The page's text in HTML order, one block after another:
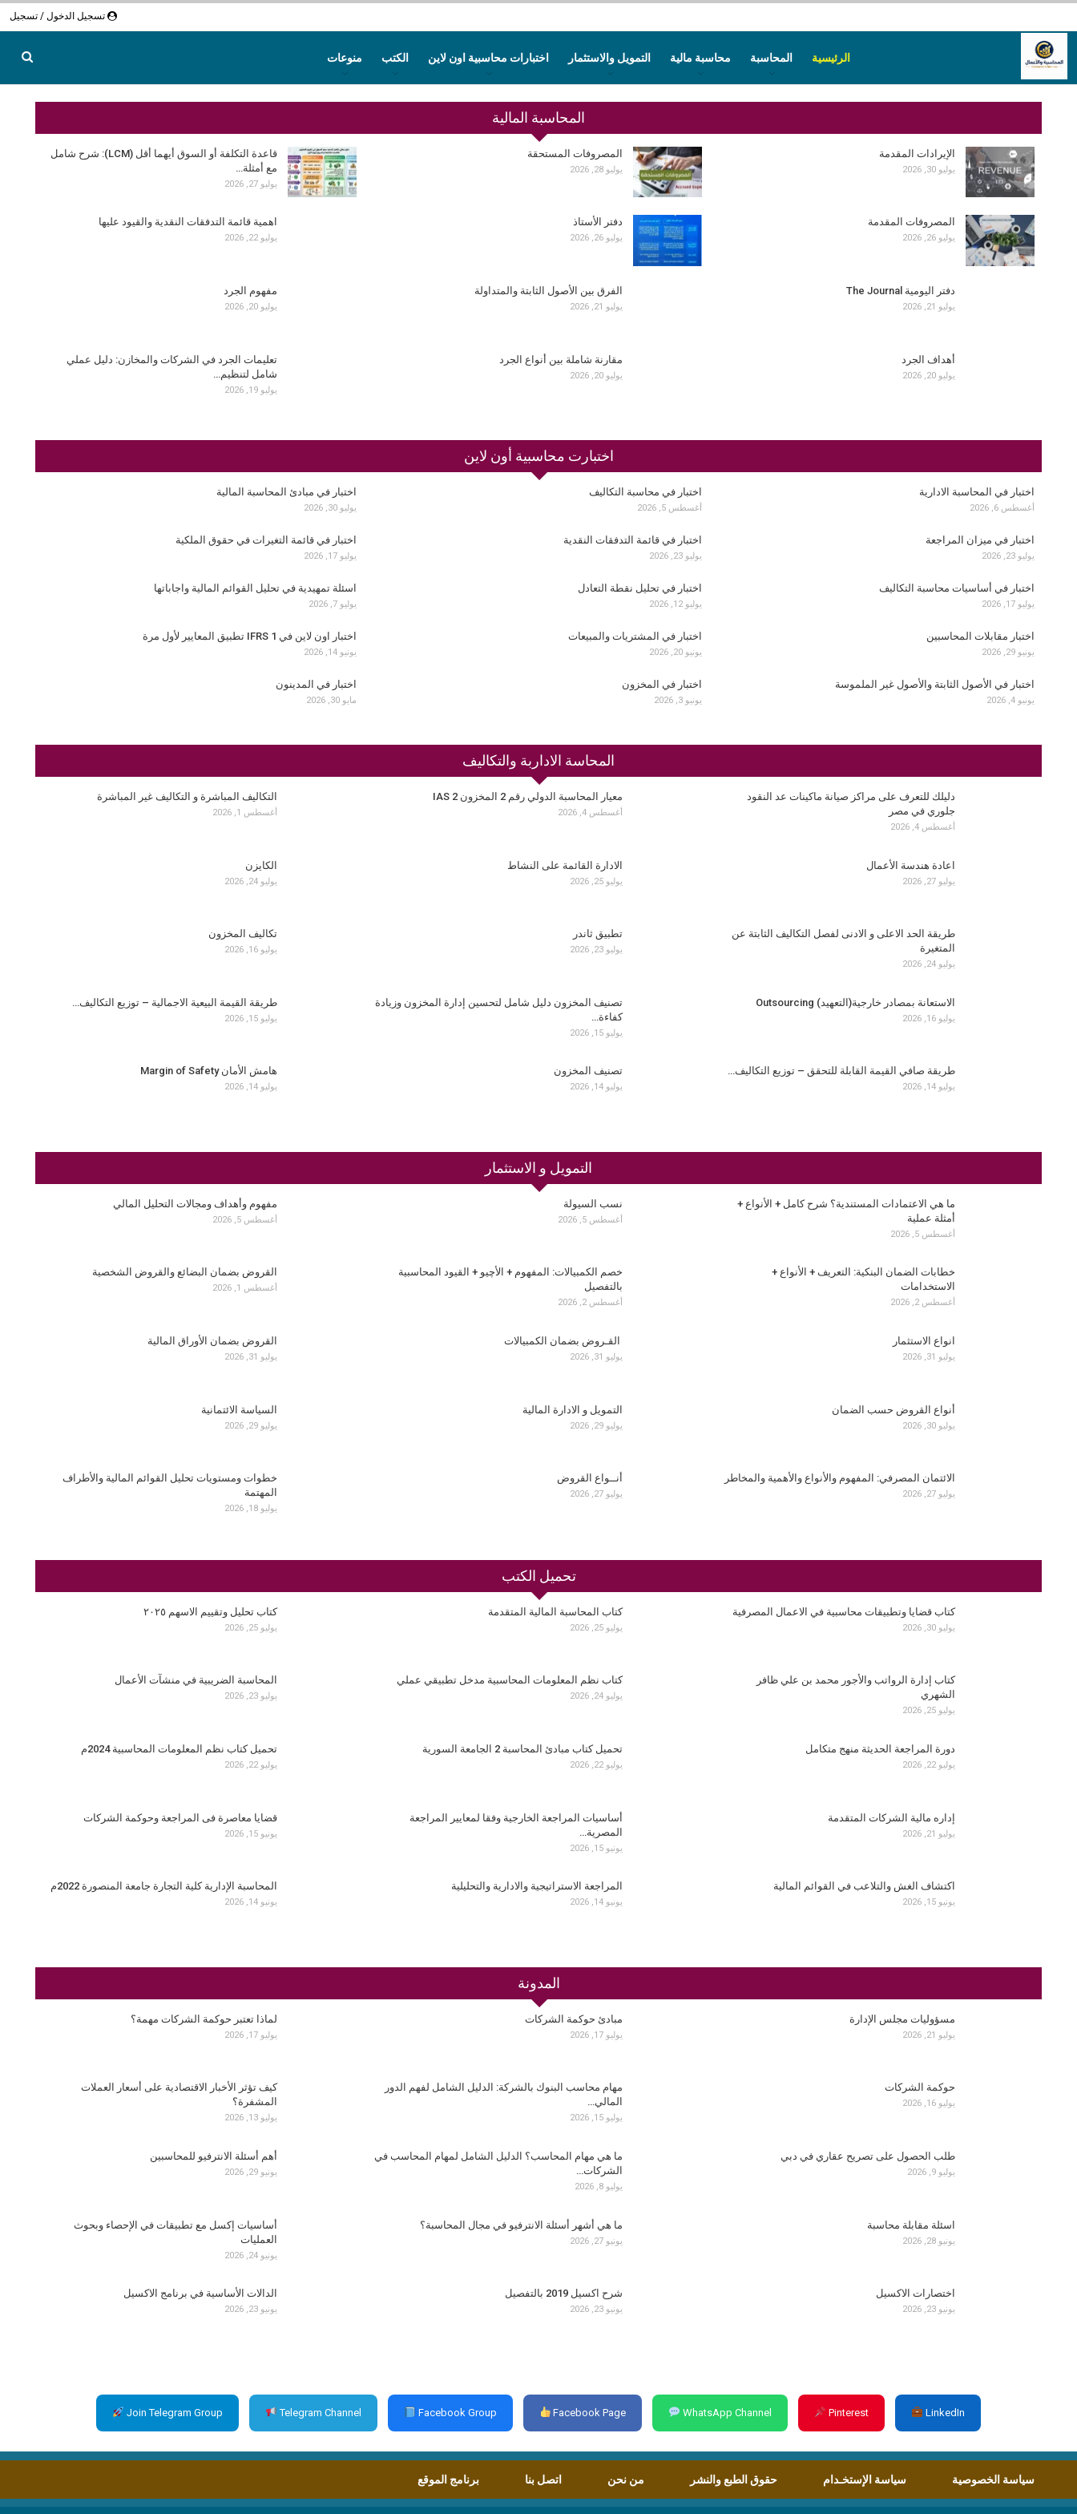
تسجيل الدخول / تسجيل
الرئيسية المحاسبة محاسبة مالية التمويل والاستثمار اختبارات محاسبية اون لاين الكتب منوعات
المحاسبة المالية
الإيرادات المقدمة
يوليو 30, 2026
المصروفات المستحقة
يوليو 28, 2026
قاعدة التكلفة أو السوق أيهما أقل (LCM): شرح شامل
مع أمثلة…
يوليو 27, 2026
المصروفات المقدمة
يوليو 26, 2026
دفتر الأستاذ
يوليو 26, 2026
اهمية قائمة التدفقات النقدية والقيود عليها
يوليو 22, 2026
دفتر اليومية The Journal
يوليو 21, 2026
الفرق بين الأصول الثابتة والمتداولة
يوليو 21, 2026
مفهوم الجرد
يوليو 20, 2026
أهداف الجرد
يوليو 20, 2026
مقارنة شاملة بين أنواع الجرد
يوليو 20, 2026
تعليمات الجرد في الشركات والمخازن: دليل عملي
شامل لتنظيم…
يوليو 19, 2026
اختبارت محاسبية أون لاين
اختبار في المحاسبة الادارية
أغسطس 6, 2026
اختبار في محاسبة التكاليف
أغسطس 5, 2026
اختبار في مبادئ المحاسبة المالية
يوليو 30, 2026
اختبار في ميزان المراجعة
يوليو 23, 2026
اختبار في قائمة التدفقات النقدية
يوليو 23, 2026
اختبار في قائمة التغيرات في حقوق الملكية
يوليو 17, 2026
اختبار في أساسيات محاسبة التكاليف
يوليو 17, 2026
اختبار في تحليل نقطة التعادل
يوليو 12, 2026
اسئلة تمهيدية في تحليل القوائم المالية واجاباتها
يوليو 7, 2026
اختبار مقابلات المحاسبين
يونيو 29, 2026
اختبار في المشتريات والمبيعات
يونيو 20, 2026
اختبار اون لاين في IFRS 1 تطبيق المعايير لأول مرة
يونيو 14, 2026
اختبار في الأصول الثابتة والأصول غير الملموسة
يونيو 4, 2026
اختبار في المخزون
يونيو 3, 2026
اختبار في المدينون
مايو 30, 2026
المحاسة الاداربة والتكاليف
دليلك للتعرف على مراكز صيانة ماكينات عد النقود
جلوري في مصر
أغسطس 4, 2026
معيار المحاسبة الدولي رقم 2 المخزون IAS 2
أغسطس 4, 2026
التكاليف المباشرة و التكاليف غير المباشرة
أغسطس 1, 2026
اعادة هندسة الأعمال
يوليو 27, 2026
الادارة القائمة على النشاط
يوليو 25, 2026
الكايزن
يوليو 24, 2026
طريقة الحد الاعلى و الادنى لفصل التكاليف الثابتة عن
المتغيرة
يوليو 24, 2026
تطبيق ثاندر
يوليو 23, 2026
تكاليف المخزون
يوليو 16, 2026
الاستعانة بمصادر خارجية(التعهيد) Outsourcing
يوليو 16, 2026
تصنيف المخزون دليل شامل لتحسين إدارة المخزون وزيادة
كفاءة…
يوليو 15, 2026
طريقة القيمة البيعية الاجمالية – توزيع التكاليف…
يوليو 15, 2026
طريقة صافي القيمة القابلة للتحقق – توزيع التكاليف…
يوليو 14, 2026
تصنيف المخزون
يوليو 14, 2026
هامش الأمان Margin of Safety
يوليو 14, 2026
التمويل و الاستثمار
ما هي الاعتمادات المستندية؟ شرح كامل + الأنواع +
أمثلة عملية
أغسطس 5, 2026
نسب السيولة
أغسطس 5, 2026
مفهوم وأهداف ومجالات التحليل المالي
أغسطس 5, 2026
خطابات الضمان البنكية: التعريف + الأنواع +
الاستخدامات
أغسطس 2, 2026
خصم الكمبيالات: المفهوم + الأچيو + القيود المحاسبية
بالتفصيل
أغسطس 2, 2026
القروض بضمان البضائع والقروض الشخصية
أغسطس 1, 2026
انواع الاستثمار
يوليو 31, 2026
القـروض بضمان الكمبيالات
يوليو 31, 2026
القروض بضمان الأوراق المالية
يوليو 31, 2026
أنواع القروض حسب الضمان
يوليو 30, 2026
التمويل و الادارة المالية
يوليو 29, 2026
السياسة الائتمانية
يوليو 29, 2026
الائتمان المصرفي: المفهوم والأنواع والأهمية والمخاطر
يوليو 27, 2026
أنــواع القروض
يوليو 27, 2026
خطوات ومستويات تحليل القوائم المالية والأطراف
المهتمة
يوليو 18, 2026
تحميل الكتب
كتاب قضايا وتطبيقات محاسبية في الاعمال المصرفية
يوليو 30, 2026
كتاب المحاسبة المالية المتقدمة
يوليو 25, 2026
كتاب تحليل وتقييم الاسهم ٢٠٢٥
يوليو 25, 2026
كتاب إدارة الرواتب والأجور محمد بن علي ظافر
الشهري
يوليو 25, 2026
كتاب نظم المعلومات المحاسبية مدخل تطبيقي عملي
يوليو 24, 2026
المحاسبة الضريبية في منشآت الأعمال
يوليو 23, 2026
دورة المراجعة الحديثة منهج متكامل
يوليو 22, 2026
تحميل كتاب مبادئ المحاسبة 2 الجامعة السورية
يوليو 22, 2026
تحميل كتاب نظم المعلومات المحاسبية 2024م
يوليو 22, 2026
إداره مالية الشركات المتقدمة
يوليو 21, 2026
أساسيات المراجعة الخارجية وفقا لمعايير المراجعة
المصرية…
يونيو 15, 2026
قضايا معاصرة فى المراجعة وحوكمة الشركات
يونيو 15, 2026
اكتشاف الغش والتلاعب في القوائم المالية
يونيو 15, 2026
المراجعة الاستراتيجية والادارية والتحليلية
يونيو 14, 2026
المحاسبة الإدارية كلية التجارة جامعة المنصورة 2022م
يونيو 14, 2026
المدونة
مسؤوليات مجلس الإدارة
يوليو 21, 2026
مبادئ حوكمة الشركات
يوليو 17, 2026
لماذا تعتبر حوكمة الشركات مهمة؟
يوليو 17, 2026
حوكمة الشركات
يوليو 16, 2026
مهام محاسب البنوك بالشركة: الدليل الشامل لفهم الدور
المالي…
يوليو 15, 2026
كيف تؤثر الأخبار الاقتصادية على أسعار العملات
المشفرة؟
يوليو 13, 2026
طلب الحصول على تصريح عقاري في دبي
يوليو 9, 2026
ما هي مهام المحاسب؟ الدليل الشامل لمهام المحاسب في
الشركات…
يوليو 8, 2026
أهم أسئلة الانترفيو للمحاسبين
يونيو 29, 2026
اسئلة مقابلة محاسبة
يونيو 28, 2026
ما هي أشهر أسئلة الانترفيو في مجال المحاسبة؟
يونيو 27, 2026
أساسيات إكسل مع تطبيقات في الإحصاء وبحوث
العمليات
يونيو 24, 2026
اختصارات الاكسيل
يونيو 23, 2026
شرح اكسيل 2019 بالتفصيل
يونيو 23, 2026
الدالات الأساسية في برنامج الاكسيل
يونيو 23, 2026
Join Telegram Group Telegram Channel Facebook Group Facebook Page WhatsApp Channel Pinterest LinkedIn
سياسة الخصوصية سياسة الإستخـدام حقوق الطبع والنشر من نحن اتصل بنا برنامج الموقع